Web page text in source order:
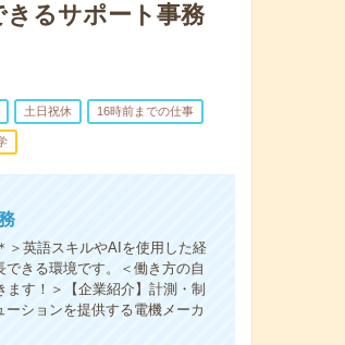
きるサポート事務
土日祝休 16時前までの仕事
＞英語スキルやAIを使用した経
きる環境です。＜働き方の自
す！＞【企業紹介】計測・制
ションを提供する電機メーカ